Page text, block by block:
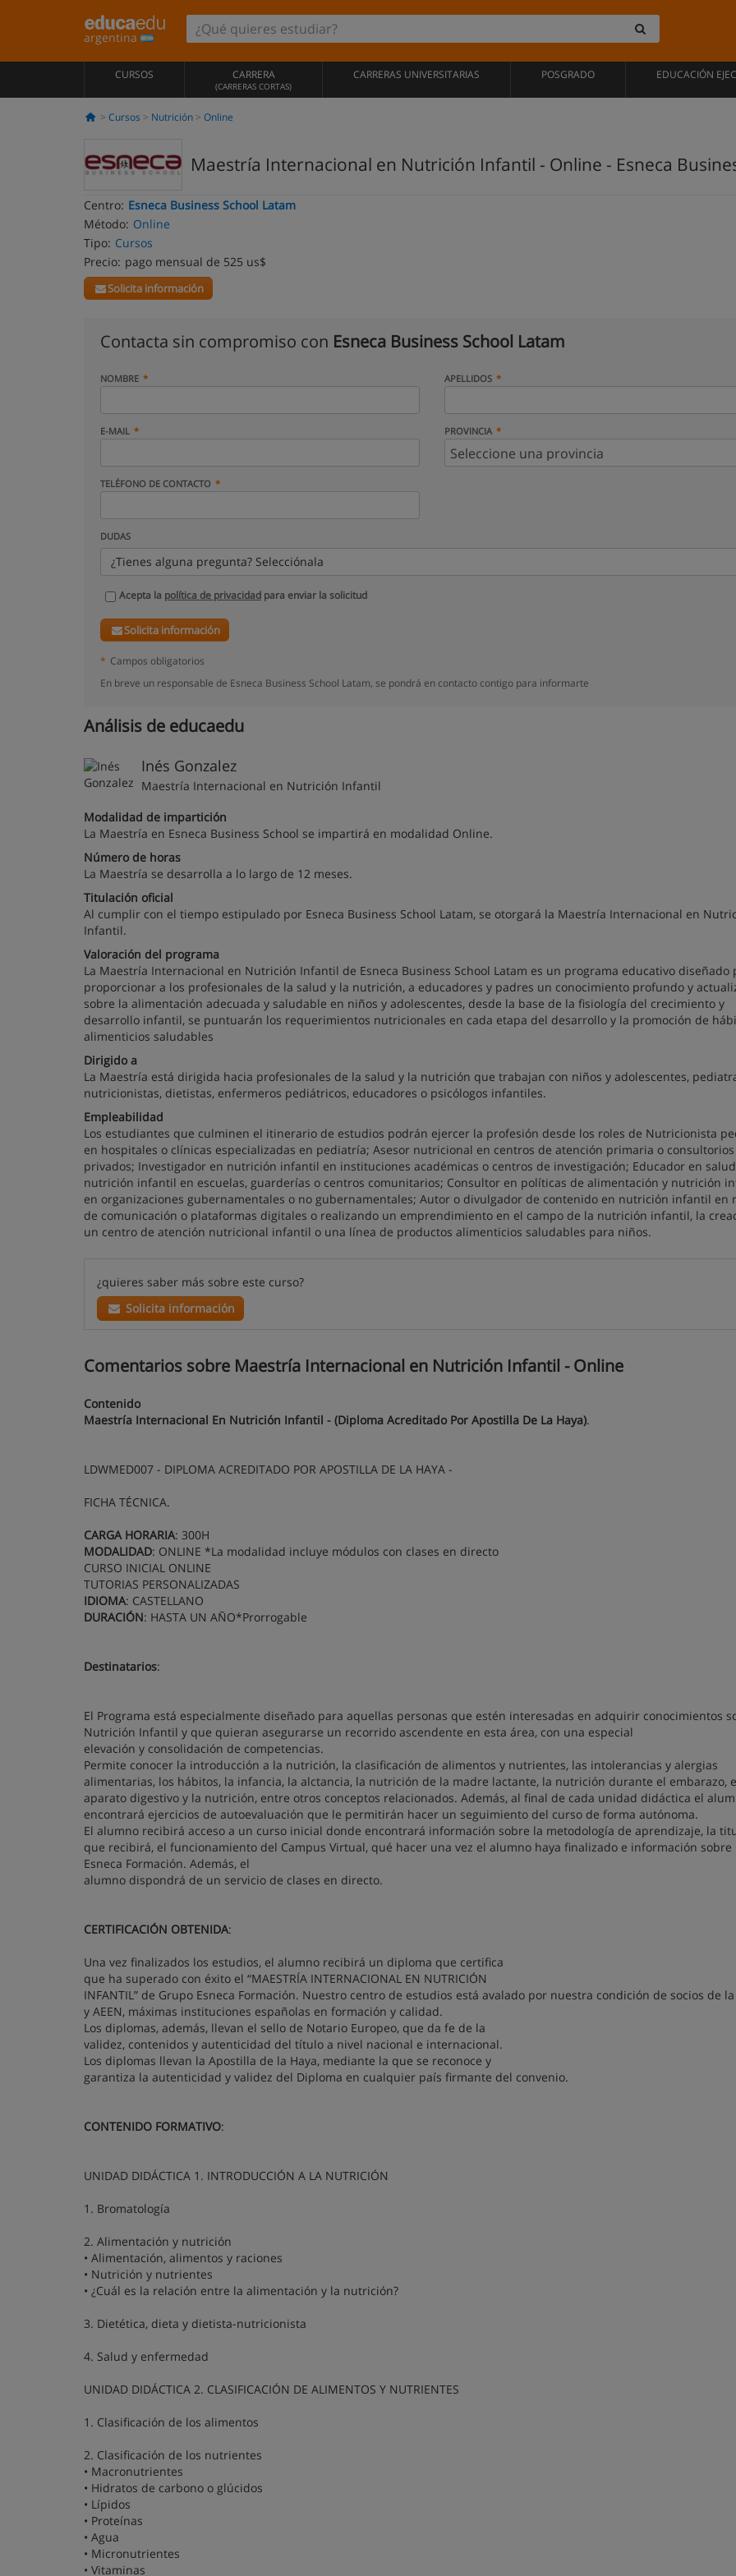
argentina
CURSOS CARRERA
(CARRERAS CORTAS)
CARRERAS UNIVERSITARIAS POSGRADO EDUCACIÓN
Cursos Nutrición Online
Maestría Internacional en Nutrición Infantil - Online - Esneca
Centro: Esneca Business School Latam
Método: Online
Tipo: Cursos
Precio: pago mensual de 525 us$
Solicita información
Contacta sin compromiso con Esneca Business School Latam
NOMBRE APELLIDOS
E-MAIL PROVINCIA
TELÉFONO DE CONTACTO
DUDAS
¿Tienes alguna pregunta? Selecciónala
Acepta la política de privacidad para enviar la solicitud
Solicita información
* Campos obligatorios
En breve un responsable de Esneca Business School Latam, se pondrá en contacto contigo para informarte
Análisis de educaedu
Inés Gonzalez
Maestría Internacional en Nutrición Infantil
Modalidad de impartición
La Maestría en Esneca Business School se impartirá en modalidad Online.
Número de horas
La Maestría se desarrolla a lo largo de 12 meses.
Titulación oficial
Al cumplir con el tiempo estipulado por Esneca Business School Latam, se otorgará la Maestría Internacional en
Infantil.
Valoración del programa
La Maestría Internacional en Nutrición Infantil de Esneca Business School Latam es un programa educativo diseñado
proporcionar a los profesionales de la salud y la nutrición, a educadores y padres un conocimiento profundo y
sobre la alimentación adecuada y saludable en niños y adolescentes, desde la base de la fisiología del crecimiento y
desarrollo infantil, se puntuarán los requerimientos nutricionales en cada etapa del desarrollo y la promoción de
alimenticios saludables
Dirigido a
La Maestría está dirigida hacia profesionales de la salud y la nutrición que trabajan con niños y adolescentes,
nutricionistas, dietistas, enfermeros pediátricos, educadores o psicólogos infantiles.
Empleabilidad
Los estudiantes que culminen el itinerario de estudios podrán ejercer la profesión desde los roles de Nutricionista
en hospitales o clínicas especializadas en pediatría; Asesor nutricional en centros de atención primaria o consultorios
privados; Investigador en nutrición infantil en instituciones académicas o centros de investigación; Educador en
nutrición infantil en escuelas, guarderías o centros comunitarios; Consultor en políticas de alimentación y nutrición
en organizaciones gubernamentales o no gubernamentales; Autor o divulgador de contenido en nutrición infantil en
de comunicación o plataformas digitales o realizando un emprendimiento en el campo de la nutrición infantil, la
un centro de atención nutricional infantil o una línea de productos alimenticios saludables para niños.
¿quieres saber más sobre este curso?
Solicita información
Comentarios sobre Maestría Internacional en Nutrición Infantil - Online
Contenido
Maestría Internacional En Nutrición Infantil - (Diploma Acreditado Por Apostilla De La Haya).
LDWMED007 - DIPLOMA ACREDITADO POR APOSTILLA DE LA HAYA -
FICHA TÉCNICA.
CARGA HORARIA: 300H
MODALIDAD: ONLINE *La modalidad incluye módulos con clases en directo
CURSO INICIAL ONLINE
TUTORIAS PERSONALIZADAS
IDIOMA: CASTELLANO
DURACIÓN: HASTA UN AÑO*Prorrogable
Destinatarios:
El Programa está especialmente diseñado para aquellas personas que estén interesadas en adquirir conocimientos
Nutrición Infantil y que quieran asegurarse un recorrido ascendente en esta área, con una especial
elevación y consolidación de competencias.
Permite conocer la introducción a la nutrición, la clasificación de alimentos y nutrientes, las intolerancias y alergias
alimentarias, los hábitos, la infancia, la alctancia, la nutrición de la madre lactante, la nutrición durante el embarazo,
aparato digestivo y la nutrición, entre otros conceptos relacionados. Además, al final de cada unidad didáctica el
encontrará ejercicios de autoevaluación que le permitirán hacer un seguimiento del curso de forma autónoma.
El alumno recibirá acceso a un curso inicial donde encontrará información sobre la metodología de aprendizaje, la
que recibirá, el funcionamiento del Campus Virtual, qué hacer una vez el alumno haya finalizado e información sobre
Esneca Formación. Además, el
alumno dispondrá de un servicio de clases en directo.
CERTIFICACIÓN OBTENIDA:
Una vez finalizados los estudios, el alumno recibirá un diploma que certifica
que ha superado con éxito el “MAESTRÍA INTERNACIONAL EN NUTRICIÓN
INFANTIL” de Grupo Esneca Formación. Nuestro centro de estudios está avalado por nuestra condición de socios de la
y AEEN, máximas instituciones españolas en formación y calidad.
Los diplomas, además, llevan el sello de Notario Europeo, que da fe de la
validez, contenidos y autenticidad del título a nivel nacional e internacional.
Los diplomas llevan la Apostilla de la Haya, mediante la que se reconoce y
garantiza la autenticidad y validez del Diploma en cualquier país firmante del convenio.
CONTENIDO FORMATIVO:
UNIDAD DIDÁCTICA 1. INTRODUCCIÓN A LA NUTRICIÓN
1. Bromatología
2. Alimentación y nutrición
• Alimentación, alimentos y raciones
• Nutrición y nutrientes
• ¿Cuál es la relación entre la alimentación y la nutrición?
3. Dietética, dieta y dietista-nutricionista
4. Salud y enfermedad
UNIDAD DIDÁCTICA 2. CLASIFICACIÓN DE ALIMENTOS Y NUTRIENTES
1. Clasificación de los alimentos
2. Clasificación de los nutrientes
• Macronutrientes
• Hidratos de carbono o glúcidos
• Lípidos
• Proteínas
• Agua
• Micronutrientes
• Vitaminas